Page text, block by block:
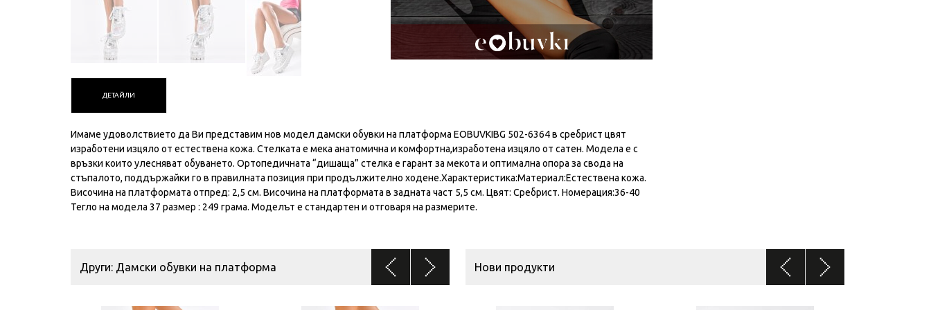
ДЕТАЙЛИ
Имаме удоволствието да Ви представим нов модел дамски обувки на платформа EOBUVKIBG 502-6364 в сребрист цвят
изработени изцяло от естествена кожа. Стелката е мека анатомична и комфортна,изработена изцяло от сатен. Модела е с
връзки които улесняват обуването. Ортопедичната “дишаща” стелка е гарант за мекота и оптимална опора за свода на
стъпалото, поддържайки го в правилната позиция при продължително ходене.Характеристика:Материал:Естествена кожа.
Височина на платформата отпред: 2,5 см. Височина на платформата в задната част 5,5 см. Цвят: Сребрист. Номерация:36-40
Тегло на модела 37 размер : 249 грама. Моделът е стандартен и отговаря на размерите.
Други: Дамски обувки на платформа Нови продукти